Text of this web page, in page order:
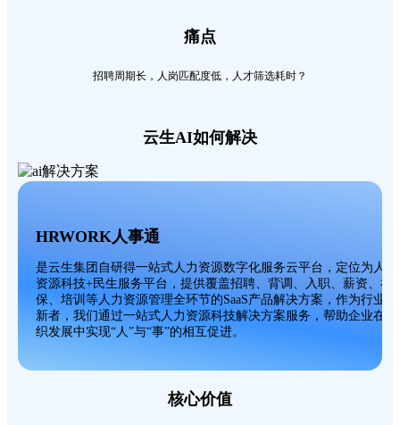
痛点
招聘周期长，人岗匹配度低，人才筛选耗时？
云生AI如何解决
HRWORK人事通
是云生集团自研得一站式人力资源数字化服务云平台，定位为人力
资源科技+民生服务平台，提供覆盖招聘、背调、入职、薪资、社
保、培训等人力资源管理全环节的SaaS产品解决方案，作为行业创
新者，我们通过一站式人力资源科技解决方案服务，帮助企业在组
织发展中实现“人”与“事”的相互促进。
核心价值